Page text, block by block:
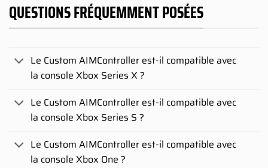
QUESTIONS FRÉQUEMMENT POSÉES
Le Custom AIMController est-il compatible avec
la console Xbox Series X ?
Le Custom AIMController est-il compatible avec
la console Xbox Series S ?
Le Custom AIMController est-il compatible avec
la console Xbox One ?